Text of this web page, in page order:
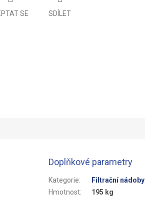
SE SDÍLET
Doplňkové parametry
Kategorie:
Filtrační nádoby
Hmotnost: 195 kg